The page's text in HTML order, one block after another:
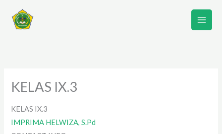
KELAS IX.3
KELAS IX.3
IMPRIMA HELWIZA, S.Pd